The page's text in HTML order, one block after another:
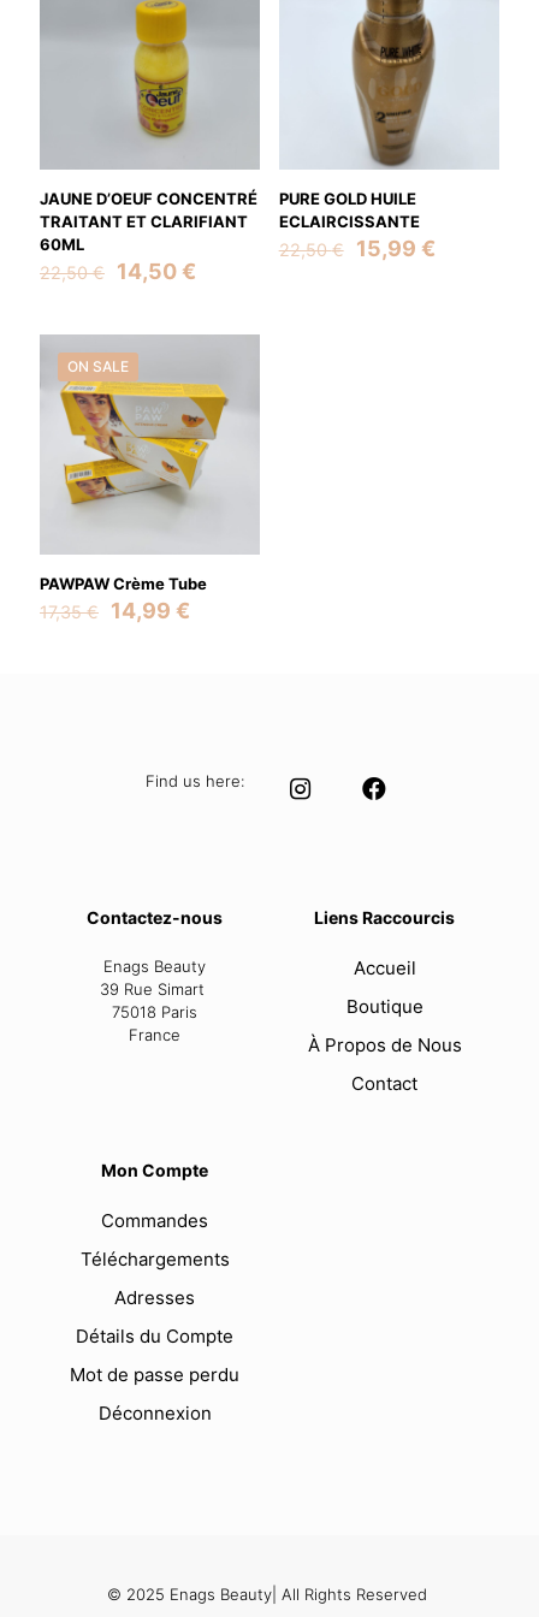
JAUNE D’OEUF CONCENTRÉ
TRAITANT ET CLARIFIANT
60ML
22,50€
Original
22,50 €.
14,50€
14,50 €.
PURE GOLD HUILE
ECLAIRCISSANTE
22,50€
Original
15,99 €Current
ON SALE
PAWPAW Crème Tube
17,35€
Original
14,99 €
Find us here:
Contactez-nous
Enags Beauty
39 Rue Simart
75018 Paris
France
Liens Raccourcis
Accueil
Boutique
À Propos de Nous
Contact
Mon Compte
Commandes
Téléchargements
Adresses
Détails du Compte
Mot de passe perdu
Déconnexion
© 2025 Enags Beauty| All Rights Reserved